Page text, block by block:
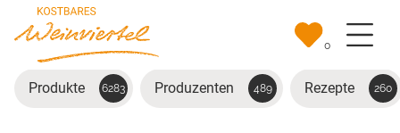
Zum Hauptinhalt springen
0
Produkte 6283 Produzenten 489 Rezepte 260